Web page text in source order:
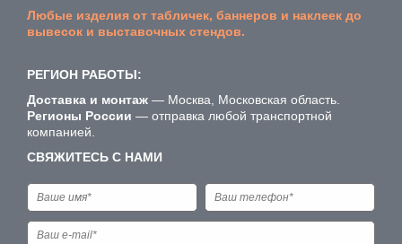
Любые изделия от табличек, баннеров и наклеек до
вывесок и выставочных стендов.
РЕГИОН РАБОТЫ:
Доставка и монтаж — Москва, Московская область.
Регионы России — отправка любой транспортной
компанией.
СВЯЖИТЕСЬ С НАМИ